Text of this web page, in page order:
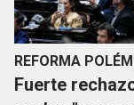
REFORMA
Fuerte